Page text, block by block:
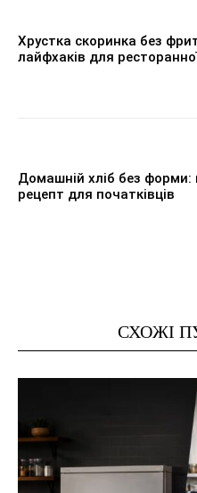
Хрустка скоринка без
лайфхаків для
Домашній хліб без форми:
рецепт для початківців
СХОЖІ